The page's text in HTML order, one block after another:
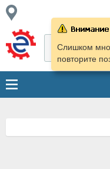
Слишком
повторите